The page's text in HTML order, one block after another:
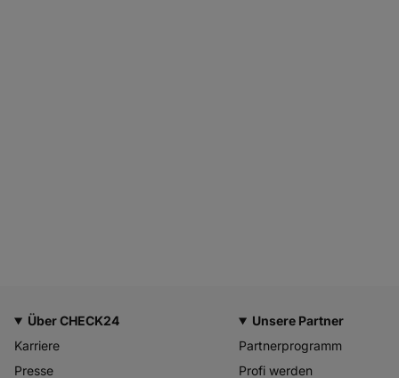
Über CHECK24
Karriere
Presse
Unsere Partner
Partnerprogramm
Profi werden